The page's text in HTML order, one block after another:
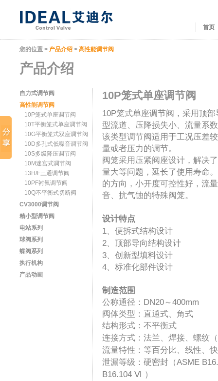
首页
您的位置 > 产品介绍 > 高性能调节阀
产品介绍
自力式调节阀
高性能调节阀
10P笼式单座调节阀
10T平衡笼式单座调节阀
10G平衡笼式双座调节阀
10D多孔式低噪音调节阀
10S多级降压调节阀
10M迷宫式调节阀
13H/F三通调节阀
10PF衬氟调节阀
10Q不平衡式切断阀
CV3000调节阀
精小型调节阀
电站系列
球阀系列
蝶阀系列
执行机构
产品动画
10P笼式单座调节阀
10P笼式单座调节阀，采用顶
型流道、压降损失小、流量系
该类型调节阀适用于工况压差
量或者压力的调节。
阀笼采用压紧阀座设计，解决
量大等问题，延长了使用寿命
的方向，小开度可控性好，流
音、抗气蚀的特殊阀笼。
设计特点
1、便拆式结构设计
2、 顶部导向结构设计
3、 创新型填料设计
4、 标准化部件设计
制造范围
公称通径：DN20～400mm
阀体类型：直通式、角式
结构形式：不平衡式
连接方式：法兰、焊接、螺纹（
流量特性：等百分比、线性、
泄漏等级：硬密封（ASME
B16.104 Ⅵ ）